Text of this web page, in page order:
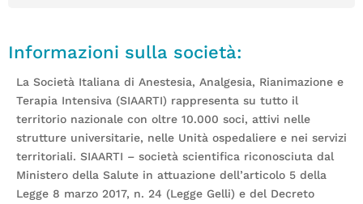
Informazioni sulla società:
La Società Italiana di Anestesia, Analgesia, Rianimazione e
Terapia Intensiva (SIAARTI) rappresenta su tutto il
territorio nazionale con oltre 10.000 soci, attivi nelle
strutture universitarie, nelle Unità ospedaliere e nei servizi
territoriali. SIAARTI – società scientifica riconosciuta dal
Ministero della Salute in attuazione dell’articolo 5 della
Legge 8 marzo 2017, n. 24 (Legge Gelli) e del Decreto